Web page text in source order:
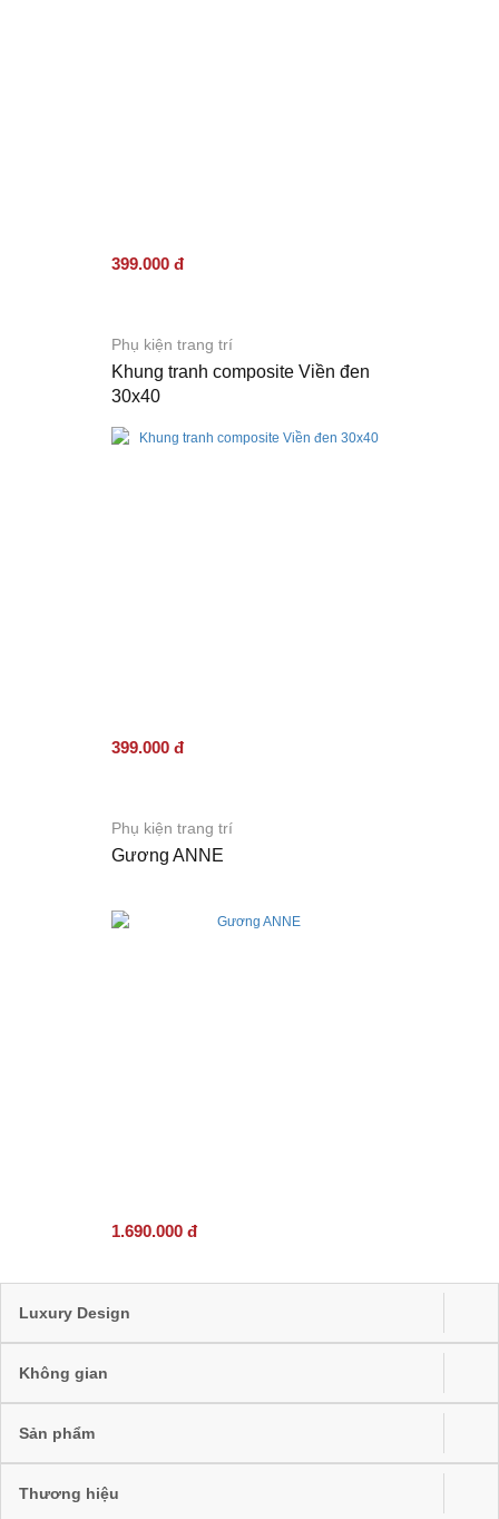
399.000 đ
Phụ kiện trang trí
Khung tranh composite Viền đen
30x40
399.000 đ
Phụ kiện trang trí
Gương ANNE
1.690.000 đ
Luxury Design
Không gian
Sản phẩm
Thương hiệu